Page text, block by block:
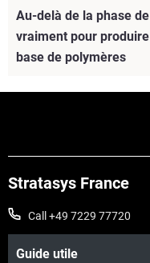
Au-delà de la phase
vraiment pour
base de polymères
Stratasys France
Call +49 7229 77720
Guide utile